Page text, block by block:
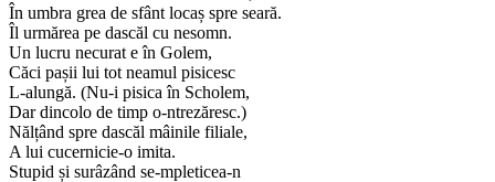
În umbra grea de sfânt locaș spre seară.
Îl urmărea pe dascăl cu nesomn.
Un lucru necurat e în Golem,
Căci pașii lui tot neamul pisicesc
L-alungă. (Nu-i pisica în Scholem,
Dar dincolo de timp o-ntrezăresc.)
Nălțând spre dascăl mâinile filiale,
A lui cucernicie-o imita.
Stupid și surâzând se-mpleticea-n